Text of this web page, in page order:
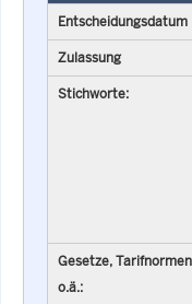
Entscheidungsdatum
Zulassung
Stichworte:
Gesetze, Tarifnormen
o.ä.: